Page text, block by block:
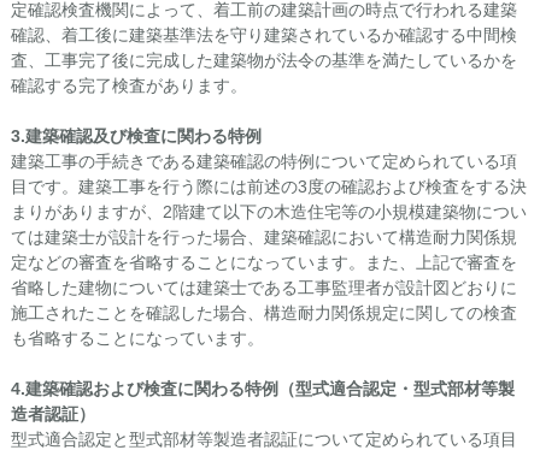
定確認検査機関によって、着工前の建築計画の時点で行われる建築
確認、着工後に建築基準法を守り建築されているか確認する中間検
査、工事完了後に完成した建築物が法令の基準を満たしているかを
確認する完了検査があります。
3.建築確認及び検査に関わる特例
建築工事の手続きである建築確認の特例について定められている項
目です。建築工事を行う際には前述の3度の確認および検査をする決
まりがありますが、2階建て以下の木造住宅等の小規模建築物につい
ては建築士が設計を行った場合、建築確認において構造耐力関係規
定などの審査を省略することになっています。また、上記で審査を
省略した建物については建築士である工事監理者が設計図どおりに
施工されたことを確認した場合、構造耐力関係規定に関しての検査
も省略することになっています。
4.建築確認および検査に関わる特例（型式適合認定・型式部材等製
造者認証）
型式適合認定と型式部材等製造者認証について定められている項目